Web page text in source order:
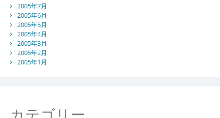
2005年7月
2005年6月
2005年5月
2005年4月
2005年3月
2005年2月
2005年1月